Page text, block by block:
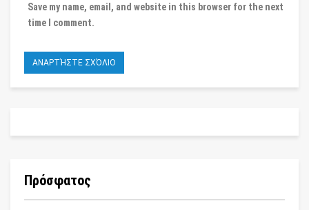
Save my name, email, and website in this browser for the next
time I comment.
Πρόσφατος